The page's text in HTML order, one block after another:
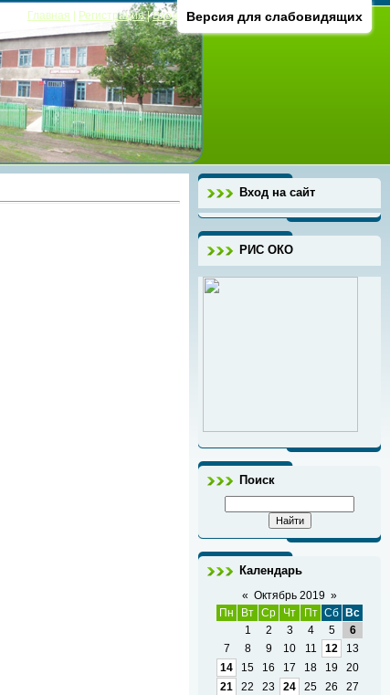
Версия для слабовидящих
Главная Регистрация|Вход
Вход на сайт
РИС ОКО
Поиск
Календарь
« Октябрь 2019 »
Пн
Вт Ср Чт Пт Сб
Вс
1
2 3 4 5
6
7
8 9 10 11 12
13
14
15 16 17 18 19
20
21
22 23 24 25 26
27